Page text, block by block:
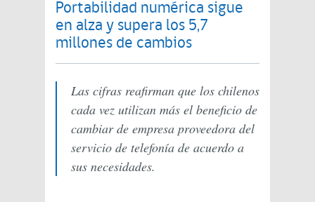
Portabilidad numérica sigue
en alza y supera los 5,7
millones de cambios
Las cifras reafirman que los chilenos
cada vez utilizan más el beneficio de
cambiar de empresa proveedora del
servicio de telefonía de acuerdo a
sus necesidades.